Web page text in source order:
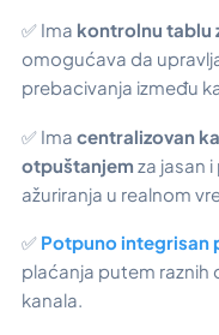
✅ Ima kontrolnu tablu
omogućava da
prebacivanja između
✅ Ima centralizovan
otpuštanjem za jasan
ažuriranja u realnom
✅ Potpuno integrisan
plaćanja putem raznih
kanala.